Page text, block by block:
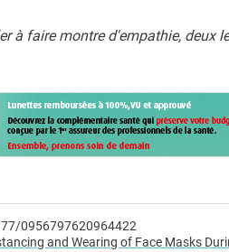
à faire montre d'empathie, deux
0956797620964422
and Wearing of Face Masks